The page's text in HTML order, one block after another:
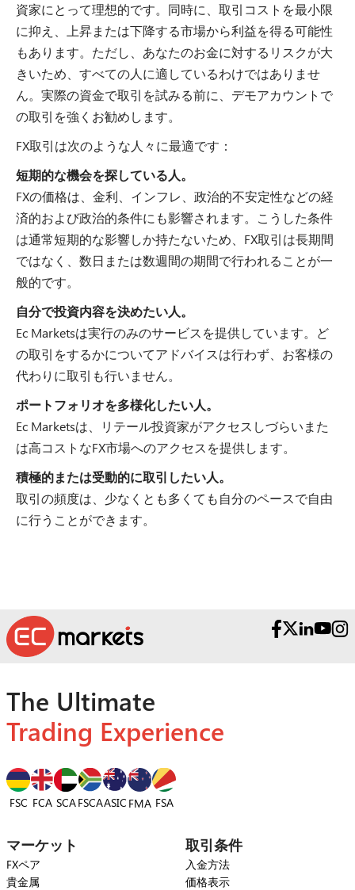
資家にとって理想的です。同時に、取引コストを最小限
に抑え、上昇または下降する市場から利益を得る可能性
もあります。ただし、あなたのお金に対するリスクが大
きいため、すべての人に適しているわけではありませ
ん。実際の資金で取引を試みる前に、デモアカウントで
の取引を強くお勧めします。
FX取引は次のような人々に最適です：
短期的な機会を探している人。
FXの価格は、金利、インフレ、政治的不安定性などの経
済的および政治的条件にも影響されます。こうした条件
は通常短期的な影響しか持たないため、FX取引は長期間
ではなく、数日または数週間の期間で行われることが一
般的です。
自分で投資内容を決めたい人。
Ec Marketsは実行のみのサービスを提供しています。ど
の取引をするかについてアドバイスは行わず、お客様の
代わりに取引も行いません。
ポートフォリオを多様化したい人。
Ec Marketsは、リテール投資家がアクセスしづらいまた
は高コストなFX市場へのアクセスを提供します。
積極的または受動的に取引したい人。
取引の頻度は、少なくとも多くても自分のペースで自由
に行うことができます。
The Ultimate
Trading Experience
FSC FCA SCAFSCAASIC FMA FSA
マーケット
FXペア
貴金属
取引条件
入金方法
価格表示